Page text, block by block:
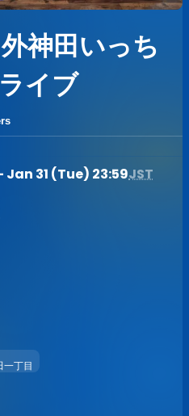
神田いっち
イブ
Jan 31 (Tue) 23:59JST
一丁目